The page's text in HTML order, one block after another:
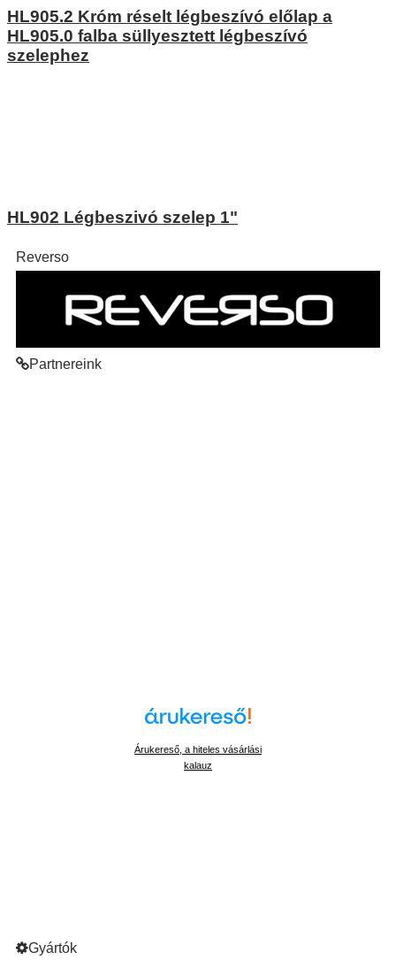
HL905.2 Króm réselt légbeszívó előlap a
HL905.0 falba süllyesztett légbeszívó
szelephez
HL902 Légbeszivó szelep 1"
Reverso
Partnereink
Árukereső, a hiteles vásárlási
kalauz
Gyártók